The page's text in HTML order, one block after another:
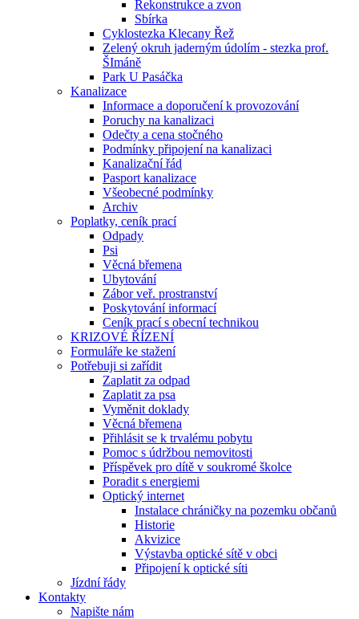
Rekonstrukce a zvon
Sbírka
Cyklostezka Klecany Řež
Zelený okruh jaderným údolím - stezka prof.
ŠImáně
Park U Pasáčka
Kanalizace
Informace a doporučení k provozování
Poruchy na kanalizaci
Odečty a cena stočného
Podmínky připojení na kanalizaci
Kanalizační řád
Pasport kanalizace
Všeobecné podmínky
Archiv
Poplatky, ceník prací
Odpady
Psi
Věcná břemena
Ubytování
Zábor veř. prostranství
Poskytování informací
Ceník prací s obecní technikou
KRIZOVÉ ŘÍZENÍ
Formuláře ke stažení
Potřebuji si zařídit
Zaplatit za odpad
Zaplatit za psa
Vyměnit doklady
Věcná břemena
Přihlásit se k trvalému pobytu
Pomoc s údržbou nemovitosti
Příspěvek pro dítě v soukromé školce
Poradit s energiemi
Optický internet
Instalace chráničky na pozemku občanů
Historie
Akvizice
Výstavba optické sítě v obci
Připojení k optické síti
Jízdní řády
Kontakty
Napište nám